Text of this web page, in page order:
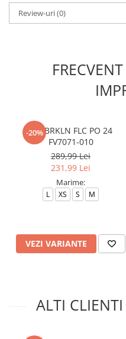
Review-uri(0)
-20%
W J BRKLN FLC PO 24
FV7071-010
289,99 Lei
231,99 Lei
Marime:
L XS S M
VEZI VARIANTE
ALTI